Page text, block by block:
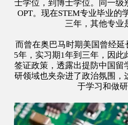
士学位，到博士学位。同一级
OPT。现在STEM专业毕业的
三年，其他专业
而曾在奥巴马时期美国曾经延
5年，实习期1年到三年，因此
签证政策，透露出提防中国留
研领域也夹杂进了政治氛围，
于学习和做